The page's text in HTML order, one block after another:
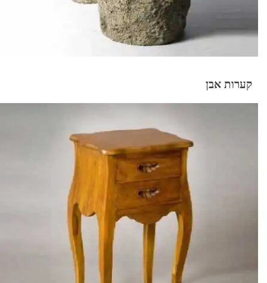
קערות אבן